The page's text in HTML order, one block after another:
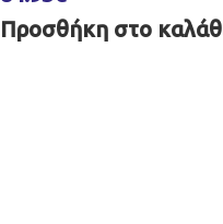
Προσθήκη στο